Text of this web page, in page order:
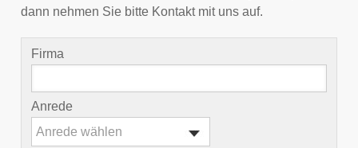
dann nehmen Sie bitte Kontakt mit uns auf.
Firma
Anrede
Anrede wählen